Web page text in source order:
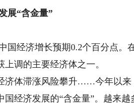
展“含金量”
经济增长预期0.2个百分点。
调的主要经济体之一。
体滞涨风险攀升……今年以来
经济发展的“含金量”。越来越